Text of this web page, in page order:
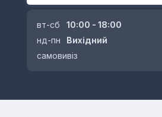
вт-сб
10:00 - 18:00
нд-пн
Вихідний
самовивіз